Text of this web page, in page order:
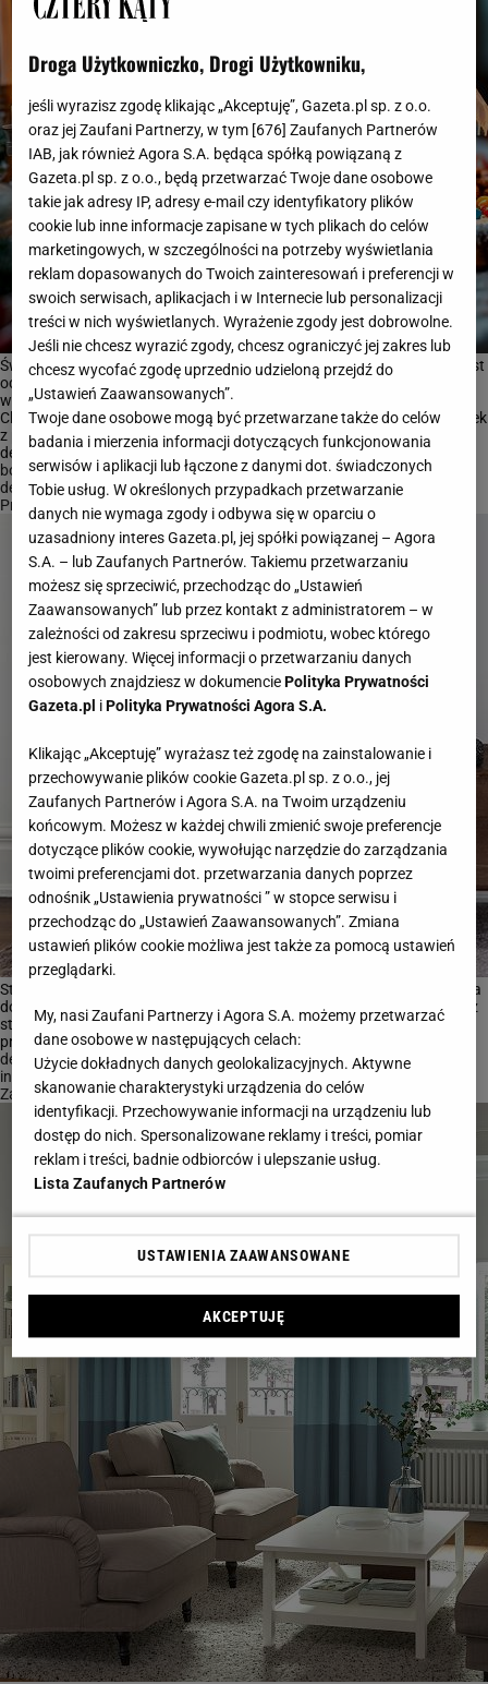
Świąteczne chatki, kamieniczki, domki mają w sobie coś, co natychmiast
ociepla wnętrze salonu. Wystarczy jeden, by półka lub parapet
wyglądały jak małe miasteczko lub wioska z bożonarodzeniowej bajki.
Choć nie wszyscy mamy czas i cierpliwość na to, by przygotować domek
z piernika DIY - nie znaczy to, że mamy zrezygnować z tej bajkowej
dekoracji.
boże narodzenie
dekoracje
Praktyczny i ładny stojak na parasole: przegląd rozwiązań
Stojak na parasole nie jest uważany za niezbędny element wyposażenia
domu i mieszkania. Mimo to, warto się na niego zdecydować, ponieważ
stojak na parasole może być nie tylko funkcjonalnym schowkiem, ale
prawdziwą ozdobą przedpokoju.
dekoracje wnętrz
inspiracje
Zasłony IKEA: przegląd najciekawszych produktów
Droga Użytkowniczko, Drogi Użytkowniku,
jeśli wyrazisz zgodę klikając „Akceptuję”, Gazeta.pl sp. z o.o.
oraz jej Zaufani Partnerzy, w tym [676] Zaufanych Partnerów
IAB, jak również Agora S.A. będąca spółką powiązaną z
Gazeta.pl sp. z o.o., będą przetwarzać Twoje dane osobowe
takie jak adresy IP, adresy e-mail czy identyfikatory plików
cookie lub inne informacje zapisane w tych plikach do celów
marketingowych, w szczególności na potrzeby wyświetlania
reklam dopasowanych do Twoich zainteresowań i preferencji w
swoich serwisach, aplikacjach i w Internecie lub personalizacji
treści w nich wyświetlanych. Wyrażenie zgody jest dobrowolne.
Jeśli nie chcesz wyrazić zgody, chcesz ograniczyć jej zakres lub
chcesz wycofać zgodę uprzednio udzieloną przejdź do
„Ustawień Zaawansowanych”.
Twoje dane osobowe mogą być przetwarzane także do celów
badania i mierzenia informacji dotyczących funkcjonowania
serwisów i aplikacji lub łączone z danymi dot. świadczonych
Tobie usług. W określonych przypadkach przetwarzanie
danych nie wymaga zgody i odbywa się w oparciu o
uzasadniony interes Gazeta.pl, jej spółki powiązanej – Agora
S.A. – lub Zaufanych Partnerów. Takiemu przetwarzaniu
możesz się sprzeciwić, przechodząc do „Ustawień
Zaawansowanych” lub przez kontakt z administratorem – w
zależności od zakresu sprzeciwu i podmiotu, wobec którego
jest kierowany. Więcej informacji o przetwarzaniu danych
osobowych znajdziesz w dokumenciePolityka Prywatności
Gazeta.pl iPolityka Prywatności Agora S.A.
Klikając „Akceptuję” wyrażasz też zgodę na zainstalowanie i
przechowywanie plików cookie Gazeta.pl sp. z o.o., jej
Zaufanych Partnerów i Agora S.A. na Twoim urządzeniu
końcowym. Możesz w każdej chwili zmienić swoje preferencje
dotyczące plików cookie, wywołując narzędzie do zarządzania
twoimi preferencjami dot. przetwarzania danych poprzez
odnośnik „Ustawienia prywatności ” w stopce serwisu i
przechodząc do „Ustawień Zaawansowanych”. Zmiana
ustawień plików cookie możliwa jest także za pomocą ustawień
przeglądarki.
My, nasi Zaufani Partnerzy i Agora S.A. możemy przetwarzać
dane osobowe w następujących celach:
Użycie dokładnych danych geolokalizacyjnych. Aktywne
skanowanie charakterystyki urządzenia do celów
identyfikacji. Przechowywanie informacji na urządzeniu lub
dostęp do nich. Spersonalizowane reklamy i treści, pomiar
reklam i treści, badnie odbiorców i ulepszanie usług.
Lista Zaufanych Partnerów
USTAWIENIA ZAAWANSOWANE
AKCEPTUJĘ